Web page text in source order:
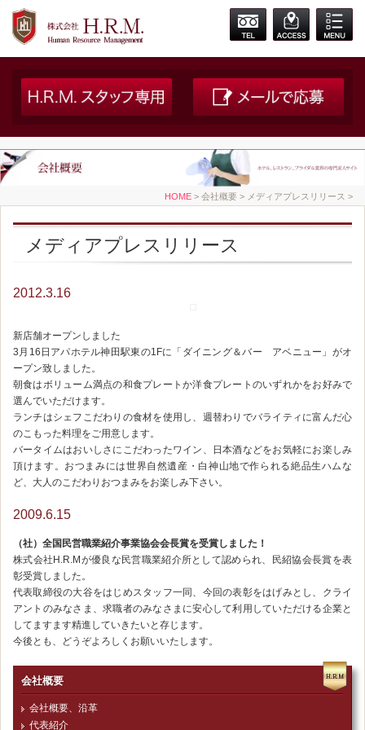
HOME > 会社概要 > メディアプレスリリース >
メディアプレスリリース
2012.3.16
新店舗オープンしました
3月16日アパホテル神田駅東の1Fに「ダイニング＆バー アベニュー」がオ
ープン致しました。
朝食はボリューム満点の和食プレートか洋食プレートのいずれかをお好みで
選んでいただけます。
ランチはシェフこだわりの食材を使用し、週替わりでバライティに富んだ心
のこもった料理をご用意します。
バータイムはおいしさにこだわったワイン、日本酒などをお気軽にお楽しみ
頂けます。おつまみには世界自然遺産・白神山地で作られる絶品生ハムな
ど、大人のこだわりおつまみをお楽しみ下さい。
2009.6.15
（社）全国民営職業紹介事業協会会長賞を受賞しました！
株式会社H.R.Mが優良な民営職業紹介所として認められ、民紹協会長賞を表
彰受賞しました。
代表取締役の大谷をはじめスタッフ一同、今回の表彰をはげみとし、クライ
アントのみなさま、求職者のみなさまに安心して利用していただける企業と
してますます精進していきたいと存じます。
今後とも、どうぞよろしくお願いいたします。
会社概要
会社概要、沿革
代表紹介